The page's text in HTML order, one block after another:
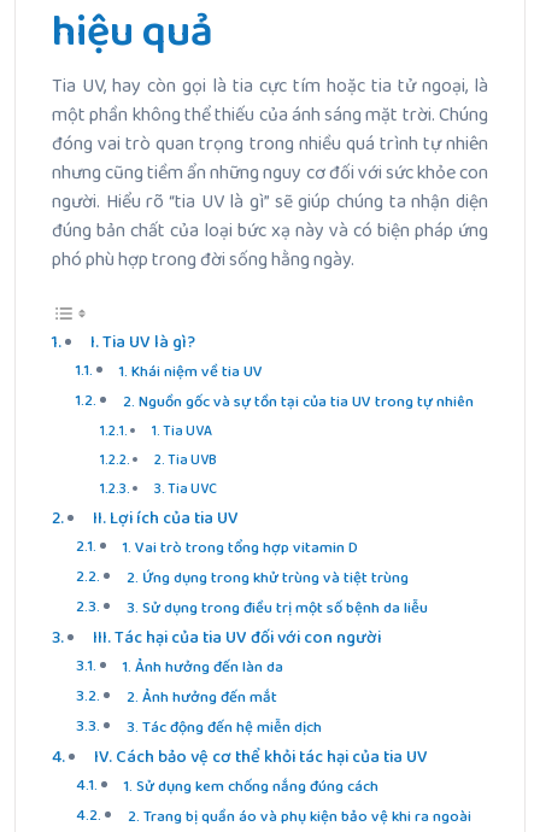
hiệu quả
Tia UV, hay còn gọi là tia cực tím hoặc tia tử ngoại, là
một phần không thể thiếu của ánh sáng mặt trời. Chúng
đóng vai trò quan trọng trong nhiều quá trình tự nhiên
nhưng cũng tiềm ẩn những nguy cơ đối với sức khỏe con
người. Hiểu rõ “tia UV là gì” sẽ giúp chúng ta nhận diện
đúng bản chất của loại bức xạ này và có biện pháp ứng
phó phù hợp trong đời sống hằng ngày.
I. Tia UV là gì?
1. Khái niệm về tia UV
2. Nguồn gốc và sự tồn tại của tia UV trong tự nhiên
1. Tia UVA
2. Tia UVB
3. Tia UVC
II. Lợi ích của tia UV
1. Vai trò trong tổng hợp vitamin D
2. Ứng dụng trong khử trùng và tiệt trùng
3. Sử dụng trong điều trị một số bệnh da liễu
III. Tác hại của tia UV đối với con người
1. Ảnh hưởng đến làn da
2. Ảnh hưởng đến mắt
3. Tác động đến hệ miễn dịch
IV. Cách bảo vệ cơ thể khỏi tác hại của tia UV
1. Sử dụng kem chống nắng đúng cách
2. Trang bị quần áo và phụ kiện bảo vệ khi ra ngoài